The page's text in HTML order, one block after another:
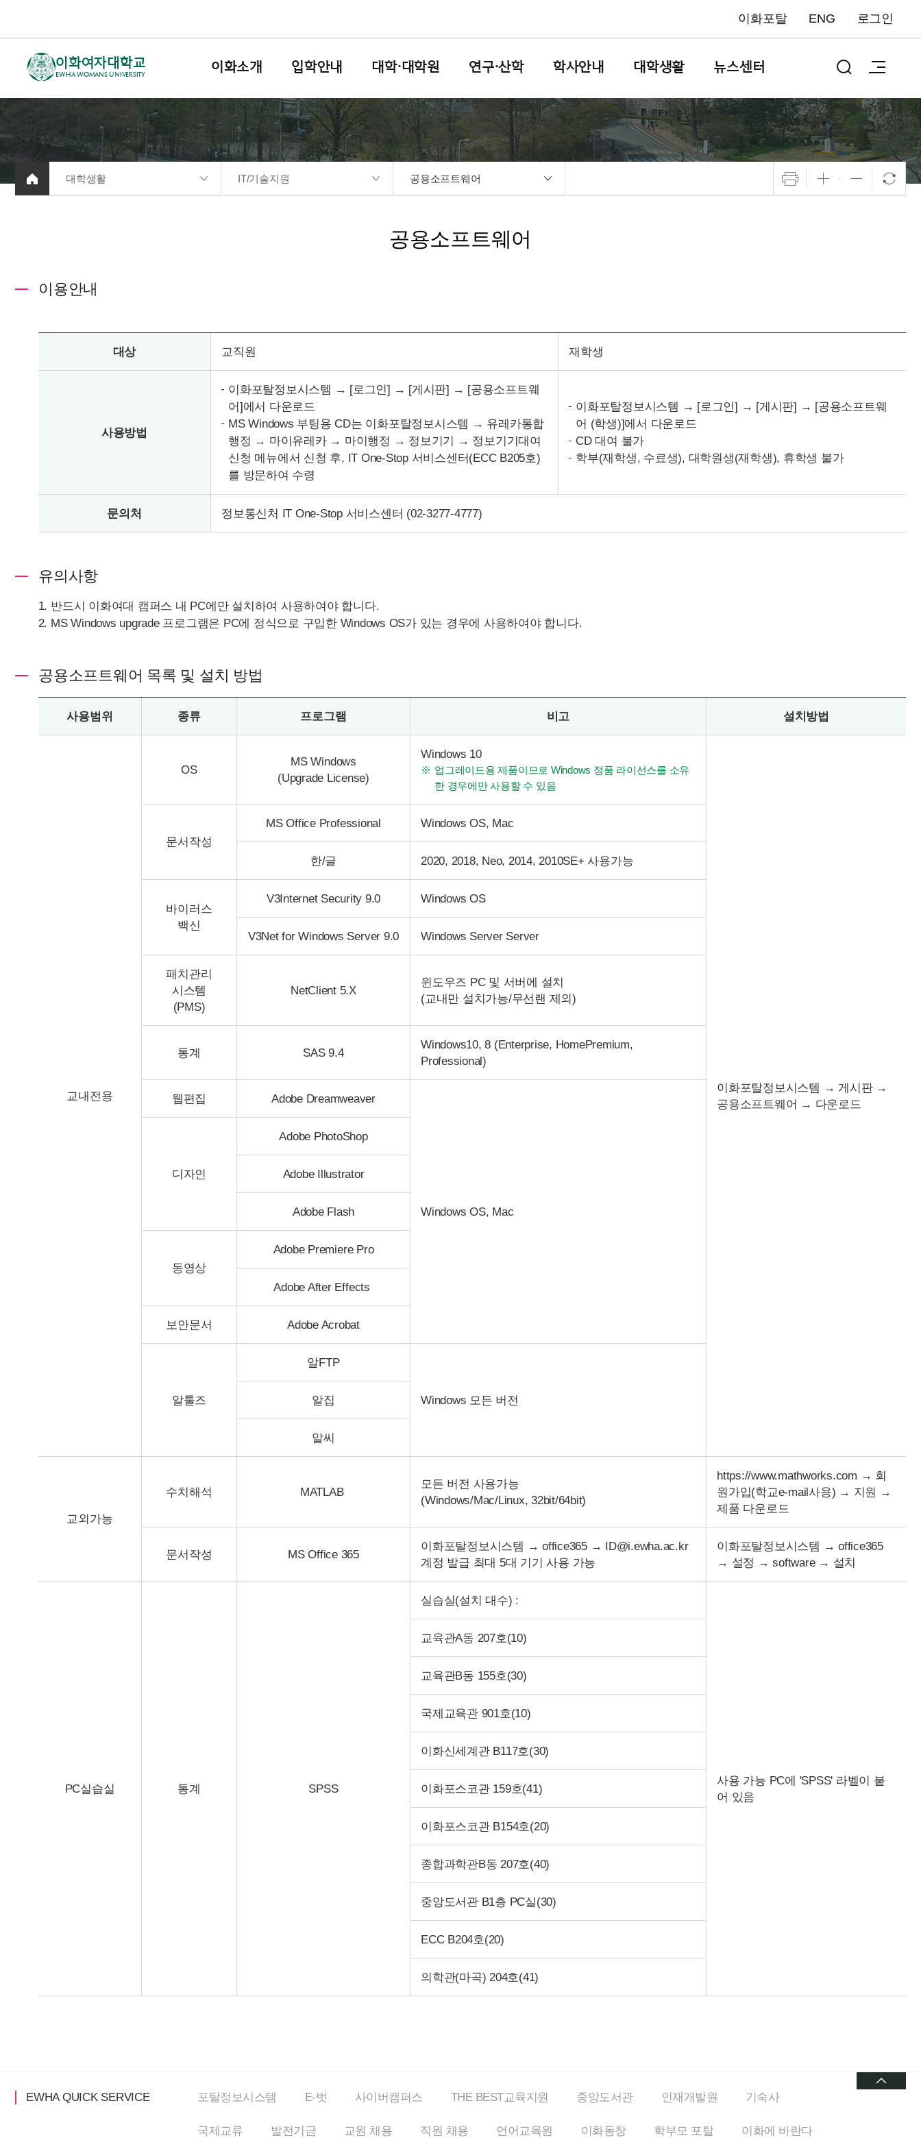
이화포탈 ENG 로그인
이화여자대학교
EWHA WOMANS UNIVERSITY
이화소개 입학안내 대학·대학원 연구·산학 학사안내 대학생활 뉴스센터
대학생활 IT/기술지원 공용소프트웨어
공용소프트웨어
이용안내
대상 교직원 재학생
사용방법
이화포탈정보시스템 → [로그인] → [게시판] → [공용소프트웨
어]에서 다운로드
MS Windows 부팅용 CD는 이화포탈정보시스템 → 유레카통합
행정 → 마이유레카 → 마이행정 → 정보기기 → 정보기기대여
신청 메뉴에서 신청 후, IT One-Stop 서비스센터(ECC B205호)
를 방문하여 수령
이화포탈정보시스템 → [로그인] → [게시판] → [공용소프트웨
어 (학생)]에서 다운로드
CD 대여 불가
학부(재학생, 수료생), 대학원생(재학생), 휴학생 불가
문의처 정보통신처 IT One-Stop 서비스센터 (02-3277-4777)
유의사항
반드시 이화여대 캠퍼스 내 PC에만 설치하여 사용하여야 합니다.
MS Windows upgrade 프로그램은 PC에 정식으로 구입한 Windows OS가 있는 경우에 사용하여야 합니다.
공용소프트웨어 목록 및 설치 방법
사용범위 종류 프로그램 비고 설치방법
교내전용
OS
MS Windows
(Upgrade License)
Windows 10
업그레이드용 제품이므로 Windows 정품 라이선스를 소유
한 경우에만 사용할 수 있음
이화포탈정보시스템 → 게시판 →
공용소프트웨어 → 다운로드
문서작성
MS Office Professional Windows OS, Mac
한/글 2020, 2018, Neo, 2014, 2010SE+ 사용가능
바이러스
백신
V3Internet Security 9.0 Windows OS
V3Net for Windows Server 9.0 Windows Server Server
패치관리
시스템
(PMS)
NetClient 5.X
윈도우즈 PC 및 서버에 설치
(교내만 설치가능/무선랜 제외)
통계 SAS 9.4
Windows10, 8 (Enterprise, HomePremium,
Professional)
웹편집 Adobe Dreamweaver
Windows OS, Mac
디자인
Adobe PhotoShop
Adobe Illustrator
Adobe Flash
동영상
Adobe Premiere Pro
Adobe After Effects
보안문서 Adobe Acrobat
알툴즈
알FTP
Windows 모든 버전
알집
알씨
교외가능
수치해석 MATLAB
모든 버전 사용가능
(Windows/Mac/Linux, 32bit/64bit)
https://www.mathworks.com → 회
원가입(학교e-mail사용) → 지원 →
제품 다운로드
문서작성 MS Office 365
이화포탈정보시스템 → office365 → ID@i.ewha.ac.kr
계정 발급 최대 5대 기기 사용 가능
이화포탈정보시스템 → office365
→ 설정 → software → 설치
PC실습실 통계 SPSS
실습실(설치 대수) :
사용 가능 PC에 'SPSS' 라벨이 붙
어 있음
교육관A동 207호(10)
교육관B동 155호(30)
국제교육관 901호(10)
이화신세계관 B117호(30)
이화포스코관 159호(41)
이화포스코관 B154호(20)
종합과학관B동 207호(40)
중앙도서관 B1층 PC실(30)
ECC B204호(20)
의학관(마곡) 204호(41)
EWHA QUICK SERVICE 포탈정보시스템 E-벗 사이버캠퍼스 THE BEST교육지원 중앙도서관 인재개발원 기숙사
국제교류 발전기금 교원 채용 직원 채용 언어교육원 이화동창 학부모 포탈 이화에 바란다